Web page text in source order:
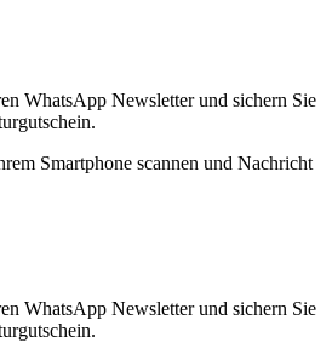
WhatsApp Newsletter und sichern Sie
Smartphone scannen und Nachricht
WhatsApp Newsletter und sichern Sie